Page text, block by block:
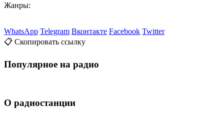
Жанры:
WhatsApp Telegram Вконтакте Facebook Twitter
📋 Скопировать ссылку
Популярное на радио
О радиостанции